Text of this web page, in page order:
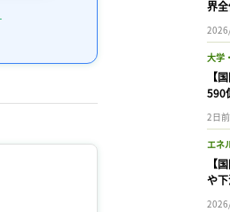
界
大学
【
590
2日前
エネ
【
や